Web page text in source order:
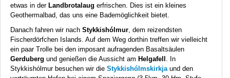
etwas in der Landbrotalaug erfrischen. Dies ist ein kleines
Geothermalbad, das uns eine Bademöglichkeit bietet.
Danach fahren wir nach Stykkishólmur , dem reizendsten
Fischerdörfchen Islands. Auf dem Weg dorthin treffen wir vielleicht
ein paar Trolle bei den imposant aufragenden Basaltsäulen
Gerduberg und genießen die Aussicht am Helgafell . In
Stykkishólmur besuchen wir die Stykkishólmskirkja und den